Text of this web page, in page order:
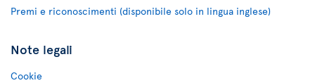
Premi e riconoscimenti (disponibile solo in lingua inglese)
Note legali
Cookie